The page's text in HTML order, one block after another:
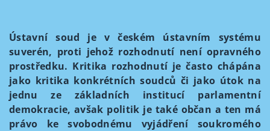
Ústavní soud je v českém ústavním systému
suverén, proti jehož rozhodnutí není opravného
prostředku. Kritika rozhodnutí je často chápána
jako kritika konkrétních soudců či jako útok na
jednu ze základních institucí parlamentní
demokracie, avšak politik je také občan a ten má
právo ke svobodnému vyjádření soukromého